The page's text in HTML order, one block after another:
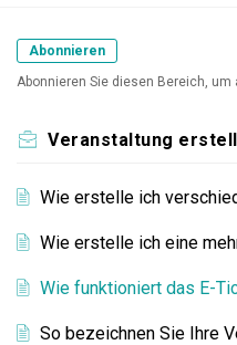
Abonnieren
Abonnieren Sie diesen Bereich, um
Veranstaltung
Wie erstelle ich
Wie erstelle ich eine
Wie funktioniert das E-
So bezeichnen Sie Ihre